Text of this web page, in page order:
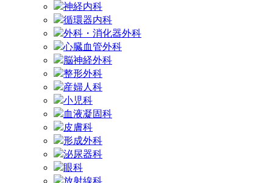
神経内科
循環器内科
外科・消化器外科
心臓血管外科
脳神経外科
整形外科
産婦人科
小児科
血液凝固科
皮膚科
形成外科
泌尿器科
眼科
放射線科